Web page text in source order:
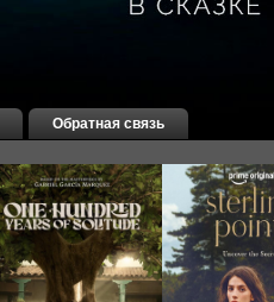
Обратная связь